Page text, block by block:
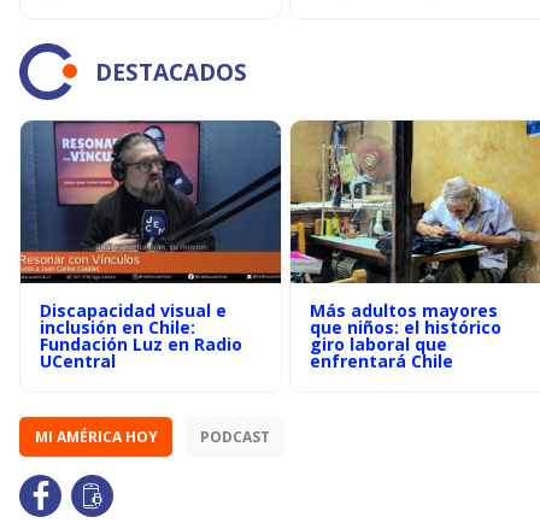
DESTACADOS
Discapacidad visual e
inclusión en Chile:
Fundación Luz en Radio
UCentral
Más adultos mayores
que niños: el histórico
giro laboral que
enfrentará Chile
MI AMÉRICA HOY PODCAST